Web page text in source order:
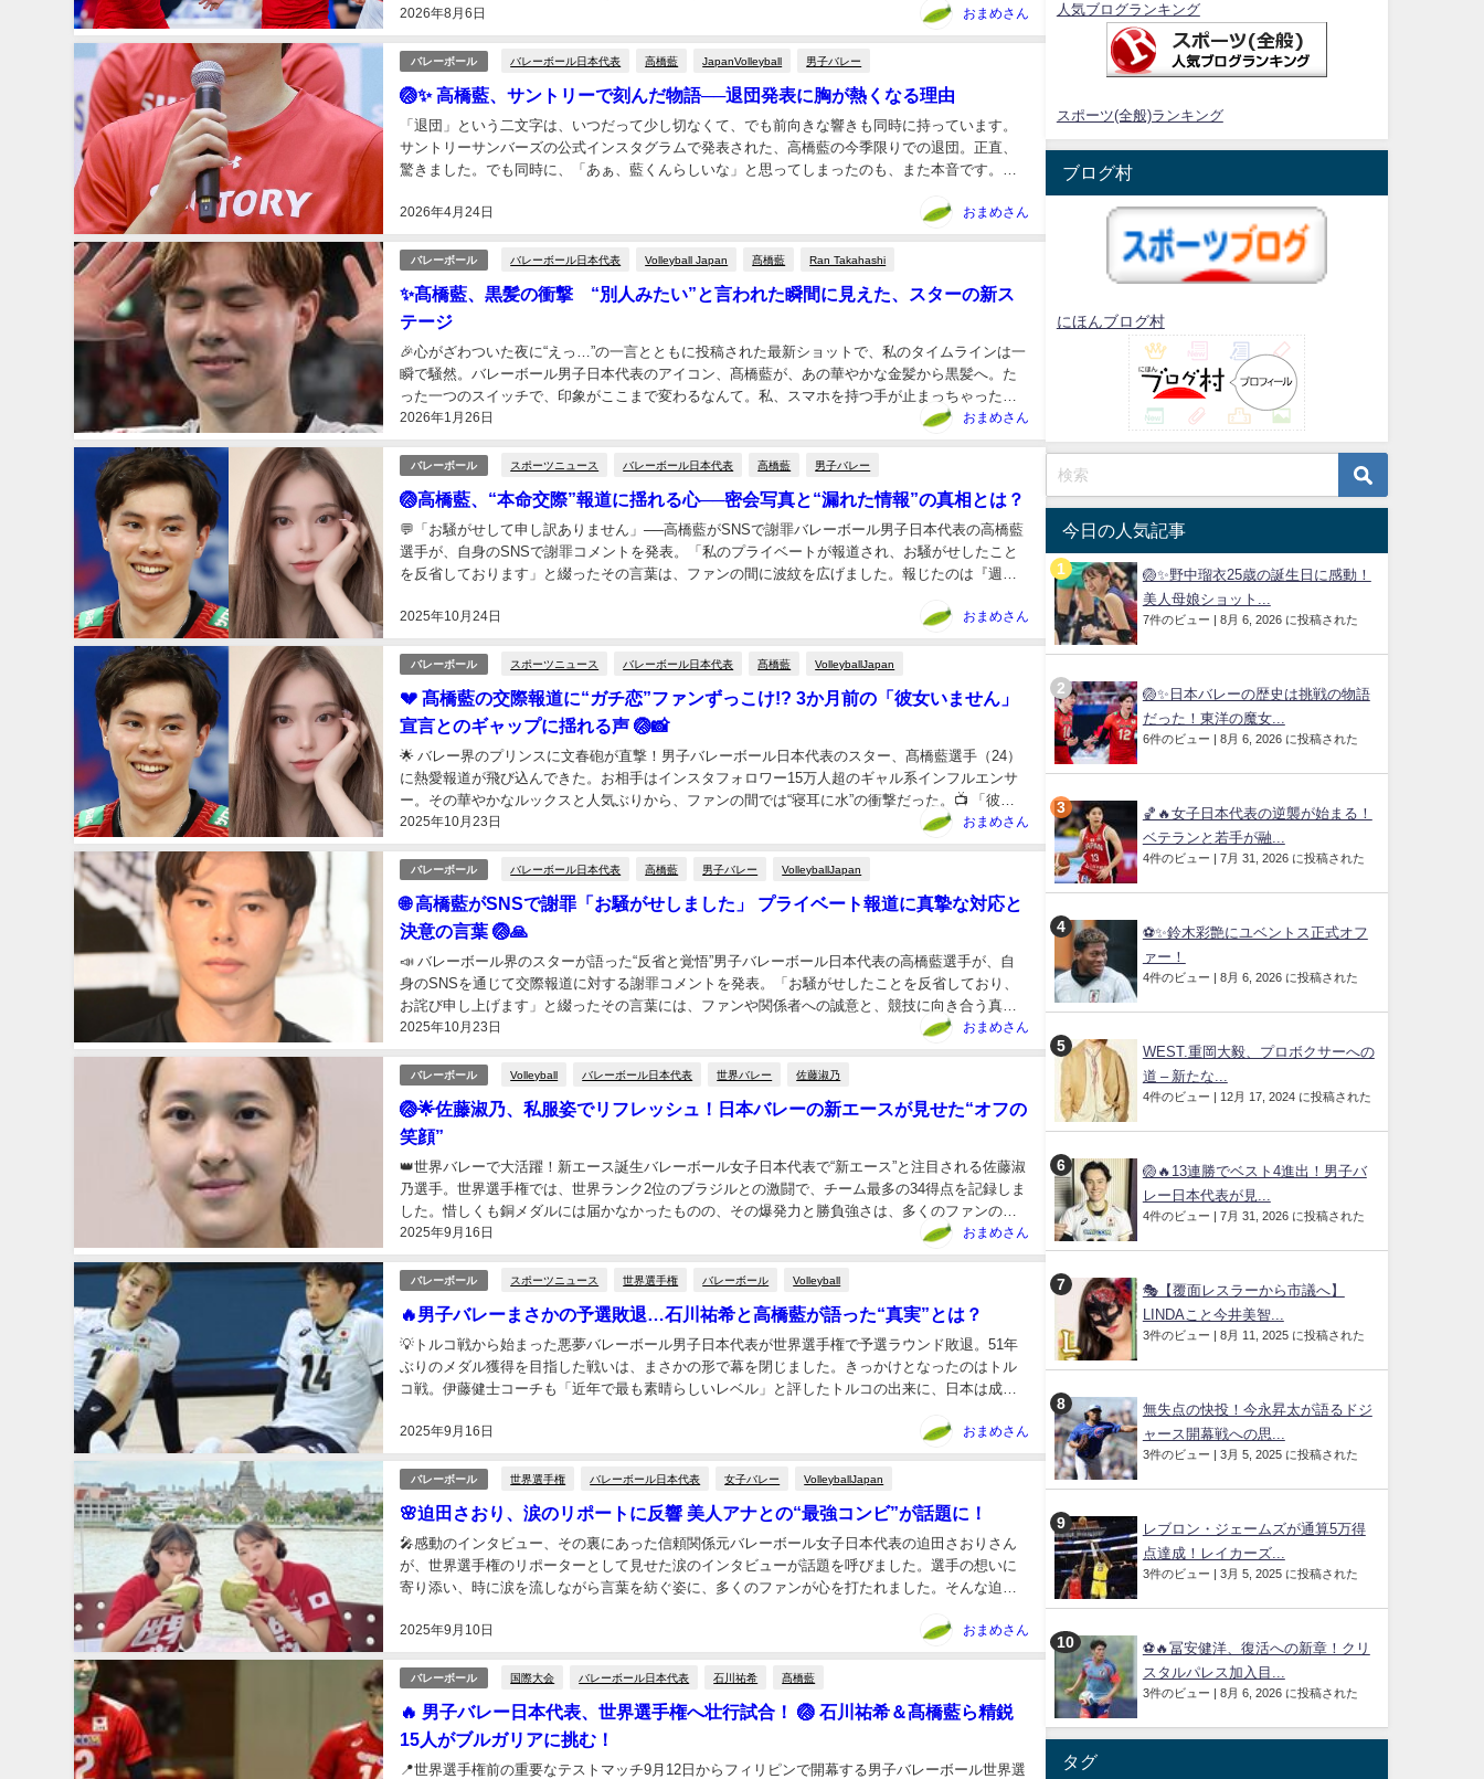
2026年8月6日
の積み重ねがありました。世界の強豪国に何度も敗れながら学び...
おまめさん
バレーボール バレーボール日本代表 高橋藍 JapanVolleyball 男子バレー
🏐✨ 高橋藍、サントリーで刻んだ物語──退団発表に胸が熱くなる理由
2026年4月24日
「退団」という二文字は、いつだって少し切なくて、でも前向きな響きも同時に持っています。
サントリーサンバーズの公式インスタグラムで発表された、高橋藍の今季限りでの退団。正直、
驚きました。でも同時に、「あぁ、藍くんらしいな」と思ってしまったのも、また本音です。バ
おまめさん
バレーボール バレーボール日本代表 Volleyball Japan 髙橋藍 Ran Takahashi
✨髙橋藍、黒髪の衝撃 “別人みたい”と言われた瞬間に見えた、スターの新ス
テージ
2026年1月26日
🎉心がざわついた夜に“えっ…”の一言とともに投稿された最新ショットで、私のタイムラインは一
瞬で騒然。バレーボール男子日本代表のアイコン、髙橋藍が、あの華やかな金髪から黒髪へ。た
った一つのスイッチで、印象がここまで変わるなんて。私、スマホを持つ手が止まっちゃった。
シャープで映える金髪の彼も好きだったけれど、黒髪の藍くんは...
おまめさん
バレーボール スポーツニュース バレーボール日本代表 高橋藍 男子バレー
🏐高橋藍、“本命交際”報道に揺れる心──密会写真と“漏れた情報”の真相とは？
2025年10月24日
💬「お騒がせして申し訳ありません」──高橋藍がSNSで謝罪バレーボール男子日本代表の高橋藍
選手が、自身のSNSで謝罪コメントを発表。「私のプライベートが報道され、お騒がせしたこと
を反省しております」と綴ったその言葉は、ファンの間に波紋を広げました。報じたのは『週刊
おまめさん
バレーボール スポーツニュース バレーボール日本代表 髙橋藍 VolleyballJapan
💔 髙橋藍の交際報道に“ガチ恋”ファンずっこけ!? 3か月前の「彼女いません」
宣言とのギャップに揺れる声 🏐📸
2025年10月23日
🌟 バレー界のプリンスに文春砲が直撃！男子バレーボール日本代表のスター、髙橋藍選手（24）
に熱愛報道が飛び込んできた。お相手はインスタフォロワー15万人超のギャル系インフルエンサ
ー。その華やかなルックスと人気ぶりから、ファンの間では“寝耳に水”の衝撃だった。📺 「彼女
いません」宣言からわずか3か月…髙橋選手は今年7月7...
おまめさん
バレーボール バレーボール日本代表 高橋藍 男子バレー VolleyballJapan
🌐 高橋藍がSNSで謝罪「お騒がせしました」 プライベート報道に真摯な対応と
決意の言葉 🏐🙏
2025年10月23日
📣 バレーボール界のスターが語った“反省と覚悟”男子バレーボール日本代表の高橋藍選手が、自
身のSNSを通じて交際報道に対する謝罪コメントを発表。「お騒がせしたことを反省しており、
お詫び申し上げます」と綴ったその言葉には、ファンや関係者への誠意と、競技に向き合う真摯
な姿勢が込められていました。📱 SNSでの発信に込められ...
おまめさん
バレーボール Volleyball バレーボール日本代表 世界バレー 佐藤淑乃
🏐🌟佐藤淑乃、私服姿でリフレッシュ！日本バレーの新エースが見せた“オフの
笑顔”
2025年9月16日
👑世界バレーで大活躍！新エース誕生バレーボール女子日本代表で“新エース”と注目される佐藤淑
乃選手。世界選手権では、世界ランク2位のブラジルとの激闘で、チーム最多の34得点を記録しま
した。惜しくも銅メダルには届かなかったものの、その爆発力と勝負強さは、多くのファンの心
をつかみました。💬「皆さんの応援が力になりました」感謝...
おまめさん
バレーボール スポーツニュース 世界選手権 バレーボール Volleyball
🔥男子バレーまさかの予選敗退…石川祐希と高橋藍が語った“真実”とは？
2025年9月16日
💡トルコ戦から始まった悪夢バレーボール男子日本代表が世界選手権で予選ラウンド敗退。51年
ぶりのメダル獲得を目指した戦いは、まさかの形で幕を閉じました。きっかけとなったのはトル
コ戦。伊藤健士コーチも「近年で最も素晴らしいレベル」と評したトルコの出来に、日本は成す
おまめさん
バレーボール 世界選手権 バレーボール日本代表 女子バレー VolleyballJapan
🌸迫田さおり、涙のリポートに反響 美人アナとの“最強コンビ”が話題に！
2025年9月10日
🎤感動のインタビュー、その裏にあった信頼関係元バレーボール女子日本代表の迫田さおりさん
が、世界選手権のリポーターとして見せた涙のインタビューが話題を呼びました。選手の想いに
寄り添い、時に涙を流しながら言葉を紡ぐ姿に、多くのファンが心を打たれました。そんな迫田
おまめさん
バレーボール 国際大会 バレーボール日本代表 石川祐希 髙橋藍
🔥 男子バレー日本代表、世界選手権へ壮行試合！ 🏐 石川祐希＆髙橋藍ら精鋭
15人がブルガリアに挑む！
📍世界選手権前の重要なテストマッチ9月12日からフィリピンで開幕する男子バレーボール世界選
人気ブログランキング
スポーツ(全般)ランキング
ブログ村
にほんブログ村
今日の人気記事
🏐✨野中瑠衣25歳の誕生日に感動！
美人母娘ショット...
7件のビュー 8月 6, 2026 に投稿された
🏐✨日本バレーの歴史は挑戦の物語
だった！東洋の魔女...
6件のビュー 8月 6, 2026 に投稿された
🏀🔥女子日本代表の逆襲が始まる！
ベテランと若手が融...
4件のビュー 7月 31, 2026 に投稿された
⚽✨鈴木彩艶にユベントス正式オフ
ァー！
4件のビュー 8月 6, 2026 に投稿された
WEST.重岡大毅、プロボクサーへの
道 – 新たな...
4件のビュー 12月 17, 2024 に投稿された
🏐🔥13連勝でベスト4進出！男子バ
レー日本代表が見...
4件のビュー 7月 31, 2026 に投稿された
🎭【覆面レスラーから市議へ】
LINDAこと今井美智...
3件のビュー 8月 11, 2025 に投稿された
無失点の快投！今永昇太が語るドジ
ャース開幕戦への思...
3件のビュー 3月 5, 2025 に投稿された
レブロン・ジェームズが通算5万得
点達成！レイカーズ...
3件のビュー 3月 5, 2025 に投稿された
⚽🔥冨安健洋、復活への新章！クリ
スタルパレス加入目...
3件のビュー 8月 6, 2026 に投稿された
タグ